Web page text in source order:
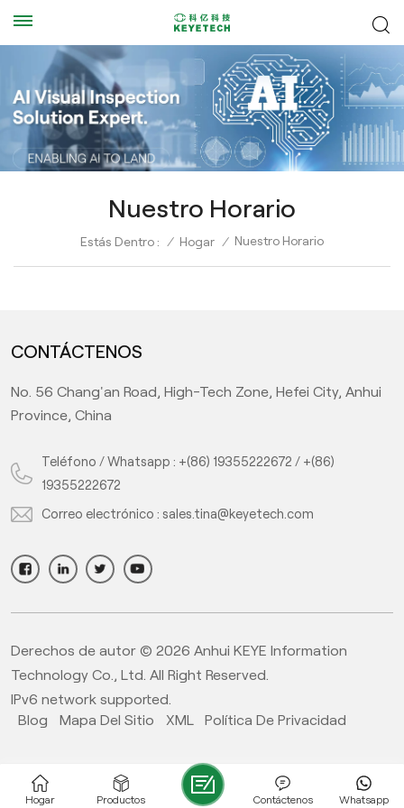
Nuestro Horario
Estás Dentro : / Hogar / Nuestro Horario
CONTÁCTENOS
No. 56 Chang'an Road, High-Tech Zone, Hefei City, Anhui
Province, China
Teléfono / Whatsapp : +(86) 19355222672 / +(86)
19355222672
Correo electrónico :sales.tina@keyetech.com
Derechos de autor © 2026 Anhui KEYE Information
Technology Co., Ltd. All Right Reserved.
IPv6 network supported.
Blog
Mapa Del Sitio XML Política De Privacidad
Hogar Productos Whatsapp
Contáctenos